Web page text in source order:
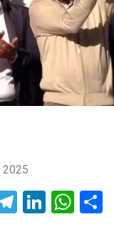
2025
Telegram